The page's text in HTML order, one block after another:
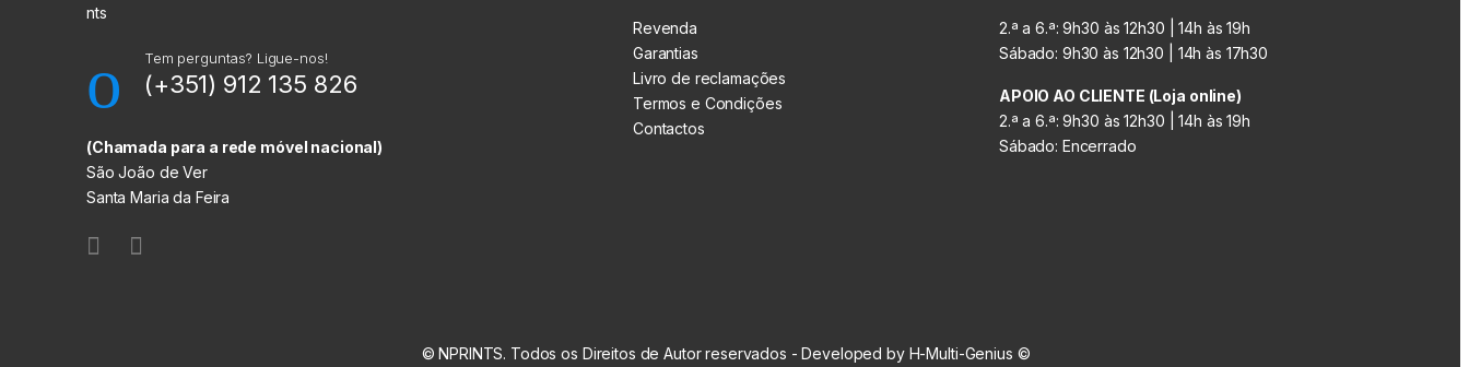
Tem perguntas? Ligue-nos!
(+351) 912 135 826
(Chamada para a rede móvel nacional)
São João de Ver
Santa Maria da Feira
Revenda
Garantias
Livro de reclamações
Termos e Condições
Contactos
2.ª a 6.ª: 9h30 às 12h30 | 14h às 19h
Sábado: 9h30 às 12h30 | 14h às 17h30
APOIO AO CLIENTE (Loja online)
2.ª a 6.ª: 9h30 às 12h30 | 14h às 19h
Sábado: Encerrado
© NPRINTS. Todos os Direitos de Autor reservados - Developed by H-Multi-Genius ©